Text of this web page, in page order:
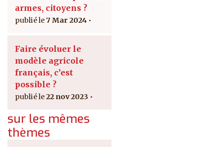
armes, citoyens ?
7 Mar 2024
Faire évoluer le
modèle agricole
français, c’est
possible ?
22 nov 2023
sur les mêmes
thèmes